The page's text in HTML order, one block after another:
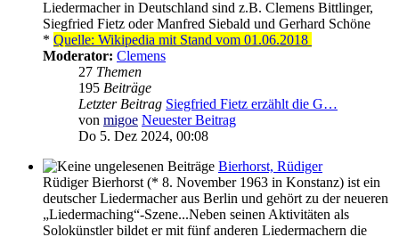
Liedermacher in Deutschland sind z.B. Clemens Bittlinger,
Siegfried Fietz oder Manfred Siebald und Gerhard Schöne
* Quelle: Wikipedia mit Stand vom 01.06.2018
Moderator: Clemens
27 Themen
195 Beiträge
Letzter Beitrag Siegfried Fietz erzählt die G…
von migoe Neuester Beitrag
Do 5. Dez 2024, 00:08
Bierhorst, Rüdiger
Rüdiger Bierhorst (* 8. November 1963 in Konstanz) ist ein
deutscher Liedermacher aus Berlin und gehört zu der neueren
„Liedermaching“-Szene...Neben seinen Aktivitäten als
Solokünstler bildet er mit fünf anderen Liedermachern die